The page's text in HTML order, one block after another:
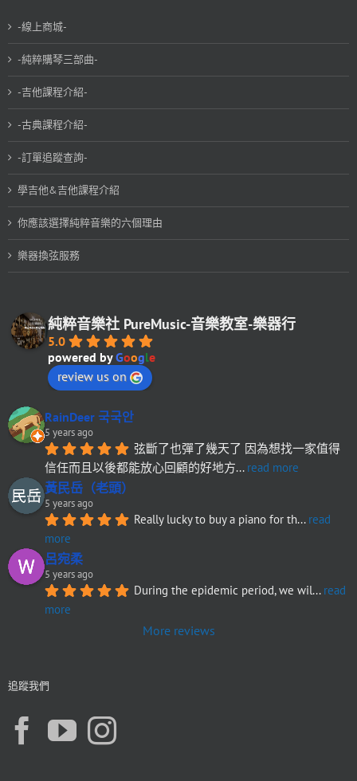
-線上商城-
-純粹購琴三部曲-
-吉他課程介紹-
-古典課程介紹-
-訂單追蹤查詢-
學吉他&吉他課程介紹
你應該選擇純粹音樂的六個理由
樂器換弦服務
純粹音樂社 PureMusic-音樂教室-樂器行
5.0
powered byGoogle
review us on
RainDeer 국국안
5 years ago
弦斷了也彈了幾天了 因為想找一家值得
信任而且以後都能放心回顧的好地方... read more
黃民岳（老頭）
5 years ago
Really lucky to buy a piano for th... read
more
呂宛柔
5 years ago
During the epidemic period, we wil... read
more
More reviews
追蹤我們